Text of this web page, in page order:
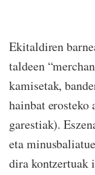
Ekitaldiren
taldeen
kamisetak,
hainbat erosteko
garestiak).
eta
dira kontzertuak